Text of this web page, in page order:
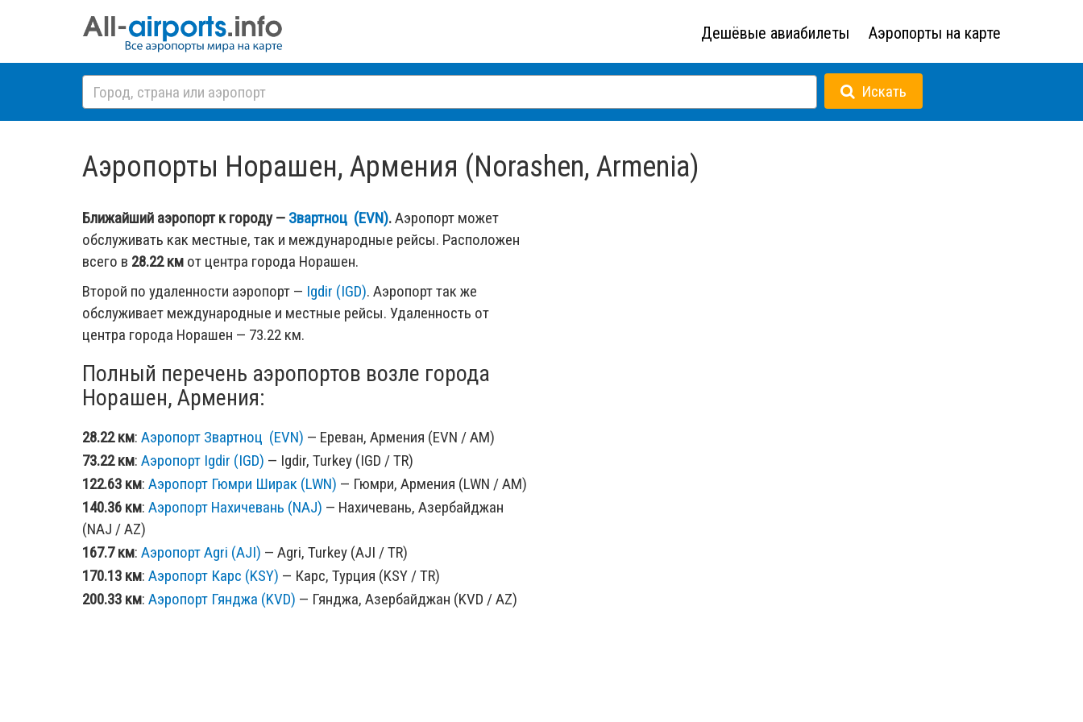
Дешёвые авиабилеты Аэропорты на карте
Искать
Аэропорты Норашен, Армения (Norashen, Armenia)
Ближайший аэропорт к городу — Звартноц (EVN).Аэропорт может
обслуживать как местные, так и международные рейсы. Расположен
всего в 28.22 км от центра города Норашен.
Второй по удаленности аэропорт — Igdir (IGD). Аэропорт так же
обслуживает международные и местные рейсы. Удаленность от
центра города Норашен — 73.22 км.
Полный перечень аэропортов возле города
Норашен, Армения:
28.22 км: Аэропорт Звартноц (EVN) — Ереван, Армения (EVN / AM)
73.22 км: Аэропорт Igdir (IGD) — Igdir, Turkey (IGD / TR)
122.63 км: Аэропорт Гюмри Ширак (LWN) — Гюмри, Армения (LWN / AM)
140.36 км: Аэропорт Нахичевань (NAJ) — Нахичевань, Азербайджан
(NAJ / AZ)
167.7 км: Аэропорт Agri (AJI) — Agri, Turkey (AJI / TR)
170.13 км: Аэропорт Карс (KSY) — Карс, Турция (KSY / TR)
200.33 км: Аэропорт Гянджа (KVD) — Гянджа, Азербайджан (KVD / AZ)